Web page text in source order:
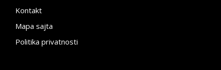
Kontakt
Mapa sajta
Politika privatnosti